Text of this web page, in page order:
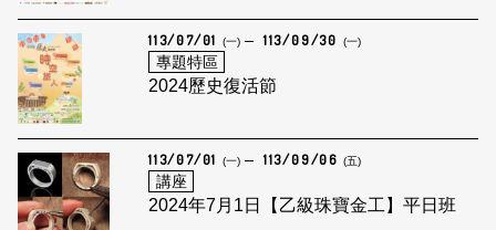
113/07/01 (一) 113/09/30 (一)
專題特區
2024歷史復活節
113/07/01 (一) 113/09/06 (五)
講座
2024年7月1日【乙級珠寶金工】平日班